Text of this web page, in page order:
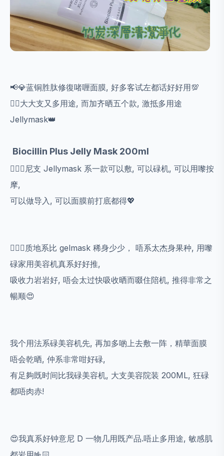
📢💎蓝铜胜肽修復啫喱面膜, 好多客试左都话好好用💯
👍🏻大大支又多用途, 而加齐晒五个款, 激抵多用途
Jellymask👑
Biocillin Plus Jelly Mask 200ml
🙆🏻‍♀️尼支 Jellymask 系一款可以敷, 可以碌机, 可以用嚟按
摩,
可以做导入, 可以面膜前打底都得💖
💁🏻‍♀️质地系比 gelmask 稀身少少， 唔系太杰身果种, 用嚟
碌家用美容机真系好好推,
吸收力岩岩好, 唔会太过快吸收晒而啜住陪机, 推得非常之
暢顺😍
我个用法系碌美容机先, 再加多啲上去敷一阵，精華面膜
唔会乾晒, 仲系非常咁好碌,
有足夠既时间比我碌美容机, 大支美容院装 200ML, 狂碌
都唔肉赤!
😍我真系好钟意尼 D 一物几用既产品.唔止多用途, 敏感肌